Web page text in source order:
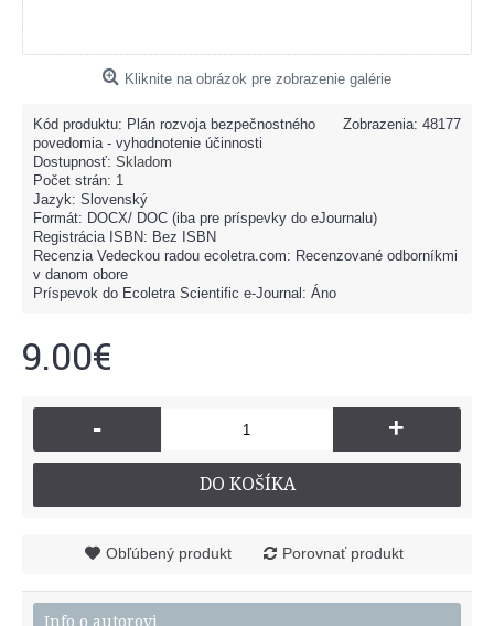
Kliknite na obrázok pre zobrazenie galérie
Zobrazenia: 48177
Kód produktu: Plán rozvoja bezpečnostného
povedomia - vyhodnotenie účinnosti
Dostupnosť: Skladom
Počet strán: 1
Jazyk: Slovenský
Formát: DOCX/ DOC (iba pre príspevky do eJournalu)
Registrácia ISBN: Bez ISBN
Recenzia Vedeckou radou ecoletra.com: Recenzované odborníkmi
v danom obore
Príspevok do Ecoletra Scientific e-Journal: Áno
9.00€
- +
DO KOŠÍKA
Obľúbený produkt Porovnať produkt
Info o autorovi